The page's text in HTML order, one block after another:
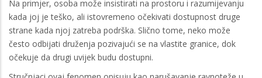
Na primjer, osoba može insistirati na prostoru i razumijevanju
kada joj je teško, ali istovremeno očekivati dostupnost druge
strane kada njoj zatreba podrška. Slično tome, neko može
često odbijati druženja pozivajući se na vlastite granice, dok
očekuje da drugi uvijek budu dostupni.